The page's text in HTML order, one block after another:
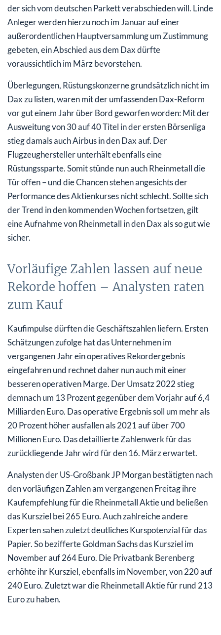
der sich vom deutschen Parkett verabschieden will. Linde
Anleger werden hierzu noch im Januar auf einer
außerordentlichen Hauptversammlung um Zustimmung
gebeten, ein Abschied aus dem Dax dürfte
voraussichtlich im März bevorstehen.
Überlegungen, Rüstungskonzerne grundsätzlich nicht im
Dax zu listen, waren mit der umfassenden Dax-Reform
vor gut einem Jahr über Bord geworfen worden: Mit der
Ausweitung von 30 auf 40 Titel in der ersten Börsenliga
stieg damals auch Airbus in den Dax auf. Der
Flugzeughersteller unterhält ebenfalls eine
Rüstungssparte. Somit stünde nun auch Rheinmetall die
Tür offen – und die Chancen stehen angesichts der
Performance des Aktienkurses nicht schlecht. Sollte sich
der Trend in den kommenden Wochen fortsetzen, gilt
eine Aufnahme von Rheinmetall in den Dax als so gut wie
sicher.
Vorläufige Zahlen lassen auf neue
Rekorde hoffen – Analysten raten
zum Kauf
Kaufimpulse dürften die Geschäftszahlen liefern. Ersten
Schätzungen zufolge hat das Unternehmen im
vergangenen Jahr ein operatives Rekordergebnis
eingefahren und rechnet daher nun auch mit einer
besseren operativen Marge. Der Umsatz 2022 stieg
demnach um 13 Prozent gegenüber dem Vorjahr auf 6,4
Milliarden Euro. Das operative Ergebnis soll um mehr als
20 Prozent höher ausfallen als 2021 auf über 700
Millionen Euro. Das detaillierte Zahlenwerk für das
zurückliegende Jahr wird für den 16. März erwartet.
Analysten der US-Großbank JP Morgan bestätigten nach
den vorläufigen Zahlen am vergangenen Freitag ihre
Kaufempfehlung für die Rheinmetall Aktie und beließen
das Kursziel bei 265 Euro. Auch zahlreiche andere
Experten sahen zuletzt deutliches Kurspotenzial für das
Papier. So bezifferte Goldman Sachs das Kursziel im
November auf 264 Euro. Die Privatbank Berenberg
erhöhte ihr Kursziel, ebenfalls im November, von 220 auf
240 Euro. Zuletzt war die Rheinmetall Aktie für rund 213
Euro zu haben.